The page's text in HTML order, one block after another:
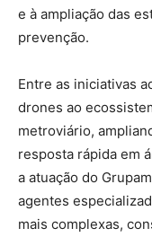
e à ampliação das
prevenção.
Entre as iniciativas
drones ao
metroviário,
resposta rápida em
a atuação do
agentes
mais complexas,